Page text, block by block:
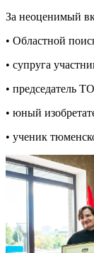
За неоценимый
• Областной
• супруга
• председатель
• юный
• ученик